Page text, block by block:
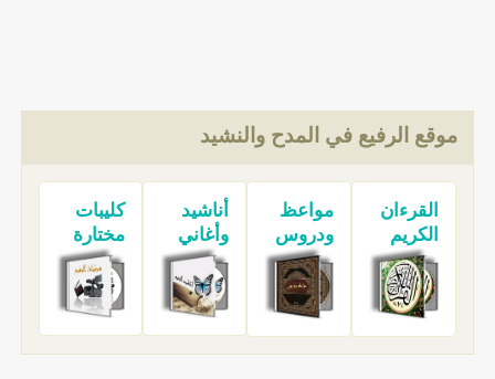
موقع الرفيع في المدح والنشيد
القرءان
الكريم
مواعظ
ودروس
أناشيد
وأغاني
كليبات
مختارة